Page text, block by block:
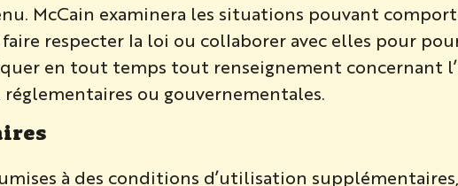
McCain examinera les situations pouvant
respecter la loi ou collaborer avec elles pour
en tout temps tout renseignement concernant
ou gouvernementales.
à des conditions d’utilisation